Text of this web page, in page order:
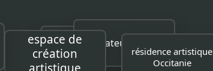
atelier sculpturecréateurs Tarn
espace de
création
résidence artistique
Occitanie